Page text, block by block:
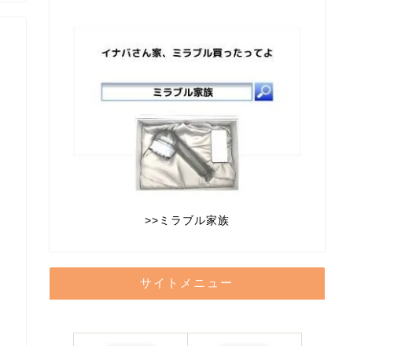
>> ミラブル家族
サイトメニュー